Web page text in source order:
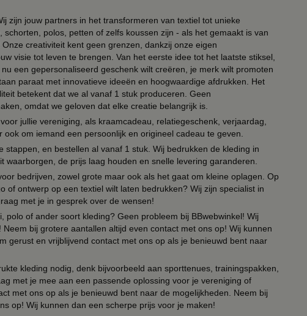
zijn jouw partners in het transformeren van textiel tot unieke
polos, petten of zelfs koussen zijn - als het gemaakt is van
creativiteit kent geen grenzen, dankzij onze eigen
visie tot leven te brengen. Van het eerste idee tot het laatste stiksel,
een gepersonaliseerd geschenk wilt creëren, je merk wilt promoten
paraat met innovatieve ideeën en hoogwaardige afdrukken. Het
betekent dat we al vanaf 1 stuk produceren. Geen
omdat we geloven dat elke creatie belangrijk is.
jullie vereniging, als kraamcadeau, relatiegeschenk, verjaardag,
om iemand een persoonlijk en origineel cadeau te geven.
stappen, en bestellen al vanaf 1 stuk. Wij bedrukken de kleding in
waarborgen, de prijs laag houden en snelle levering garanderen.
bedrijven, zowel grote maar ook als het gaat om kleine oplagen. Op
of ontwerp op een textiel wilt laten bedrukken? Wij zijn specialist in
met je in gesprek over de wensen!
polo of ander soort kleding? Geen probleem bij BBwebwinkel! Wij
bij grotere aantallen altijd even contact met ons op! Wij kunnen
gerust en vrijblijvend contact met ons op als je benieuwd bent naar
kleding nodig, denk bijvoorbeeld aan sporttenues, trainingspakken,
met je mee aan een passende oplossing voor je vereniging of
met ons op als je benieuwd bent naar de mogelijkheden. Neem bij
op! Wij kunnen dan een scherpe prijs voor je maken!